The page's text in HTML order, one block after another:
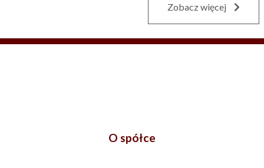
Zobacz więcej
O spółce